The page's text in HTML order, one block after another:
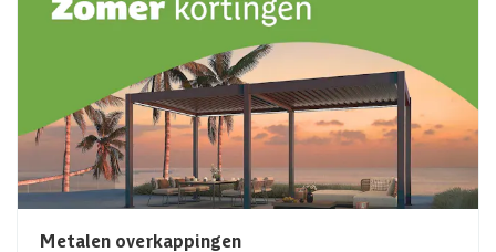
Metalen overkappingen